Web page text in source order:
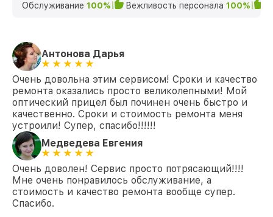
Обслуживание 100% Вежливость персонала 100%
Антонова Дарья
Очень довольна этим сервисом! Сроки и качество
ремонта оказались просто великолепными! Мой
оптический прицел был починен очень быстро и
качественно. Сроки и стоимость ремонта меня
устроили! Супер, спасибо!!!!!!
Медведева Евгения
Очень доволен! Сервис просто потрясающий!!!!
Мне очень понравилось обслуживание, а
стоимость и качество ремонта вообще супер.
Спасибо.